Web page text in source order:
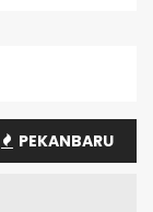
PEKANBARU